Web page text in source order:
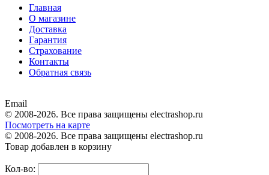
Главная
О магазине
Доставка
Гарантия
Страхование
Контакты
Обратная связь
Email
© 2008-2026. Все права защищены electrashop.ru
Посмотреть на карте
© 2008-2026. Все права защищены electrashop.ru
Товар добавлен в корзину
Кол-во: